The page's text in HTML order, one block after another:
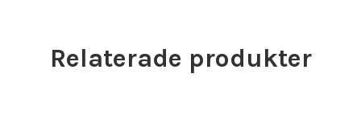
Relaterade produkter